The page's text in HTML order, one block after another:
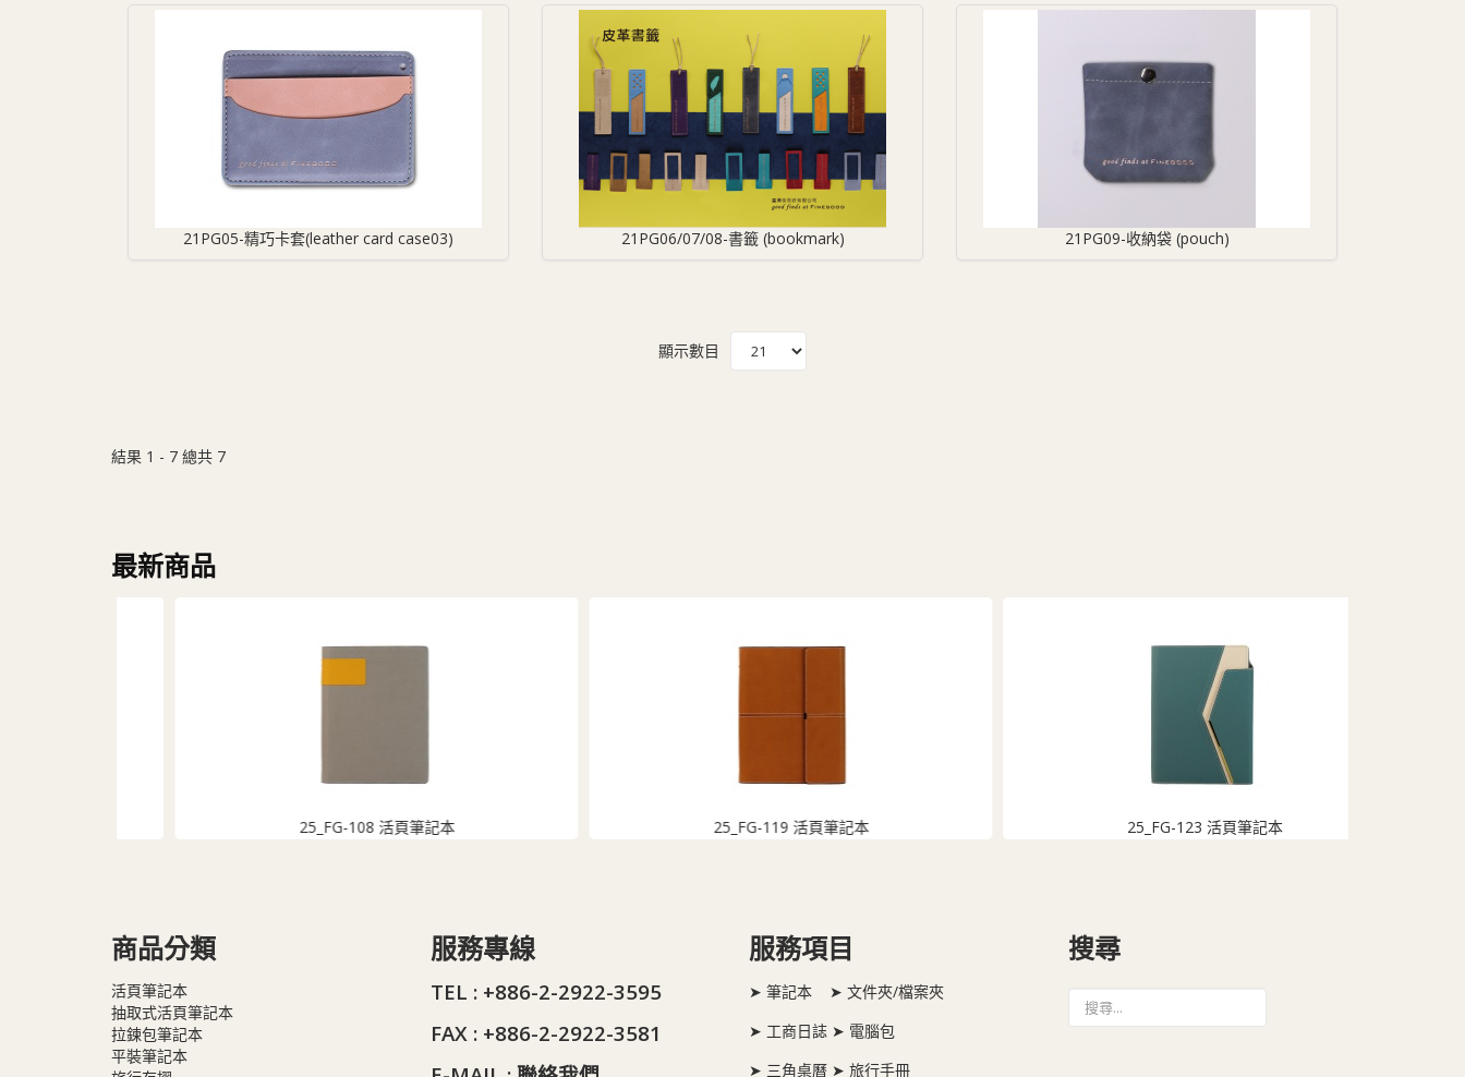
21PG05-精巧卡套(leather card case03) 21PG06/07/08-書籤 (bookmark) 21PG09-收納袋 (pouch)
顯示數目
結果 1 - 7 總共 7
最新商品
25_FG-108 活頁筆記本 25_FG-119 活頁筆記本 25_FG-123 活頁筆記本
商品分類
活頁筆記本
抽取式活頁筆記本
拉鍊包筆記本
平裝筆記本
服務專線
TEL : +886-2-2922-3595
FAX : +886-2-2922-3581
服務項目
➤ 筆記本 ➤ 文件夾/檔案夾
➤ 工商日誌 ➤ 電腦包
➤ 三角桌曆 ➤ 旅行手冊
搜尋